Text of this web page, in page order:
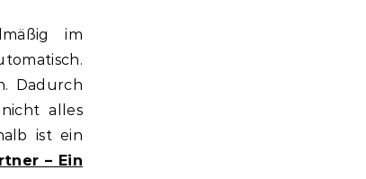
im
Dadurch
alles
ist ein
– Ein